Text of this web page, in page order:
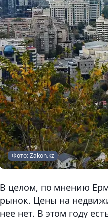
Фото: Zakon.kz
В целом, по мнению
рынок. Цены на
нее нет. В этом году